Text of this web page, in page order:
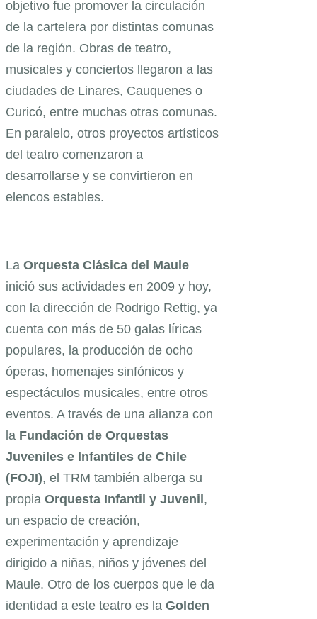
objetivo fue promover la circulación
de la cartelera por distintas comunas
de la región. Obras de teatro,
musicales y conciertos llegaron a las
ciudades de Linares, Cauquenes o
Curicó, entre muchas otras comunas.
En paralelo, otros proyectos artísticos
del teatro comenzaron a
desarrollarse y se convirtieron en
elencos estables.
La Orquesta Clásica del Maule
inició sus actividades en 2009 y hoy,
con la dirección de Rodrigo Rettig, ya
cuenta con más de 50 galas líricas
populares, la producción de ocho
óperas, homenajes sinfónicos y
espectáculos musicales, entre otros
eventos. A través de una alianza con
la Fundación de Orquestas
Juveniles e Infantiles de Chile
(FOJI), el TRM también alberga su
propia Orquesta Infantil y Juvenil ,
un espacio de creación,
experimentación y aprendizaje
dirigido a niñas, niños y jóvenes del
Maule. Otro de los cuerpos que le da
identidad a este teatro es la Golden